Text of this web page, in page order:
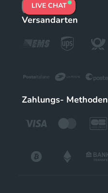
LIVE CHAT
Versandarten
Zahlungs- Methoden